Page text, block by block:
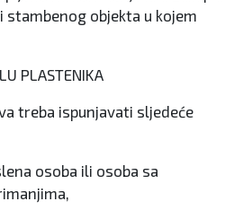
stambenog objekta u kojem
PLASTENIKA
treba ispunjavati sljedeće
osoba ili osoba sa